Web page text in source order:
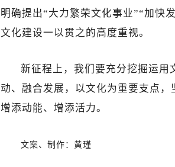
明确提出“大力繁荣文化事业”“加快
文化建设一以贯之的高度重视。
新征程上，我们要充分挖掘运用
动、融合发展，以文化为重要支点
增添动能、增添活力。
文案、制作：黄瑾